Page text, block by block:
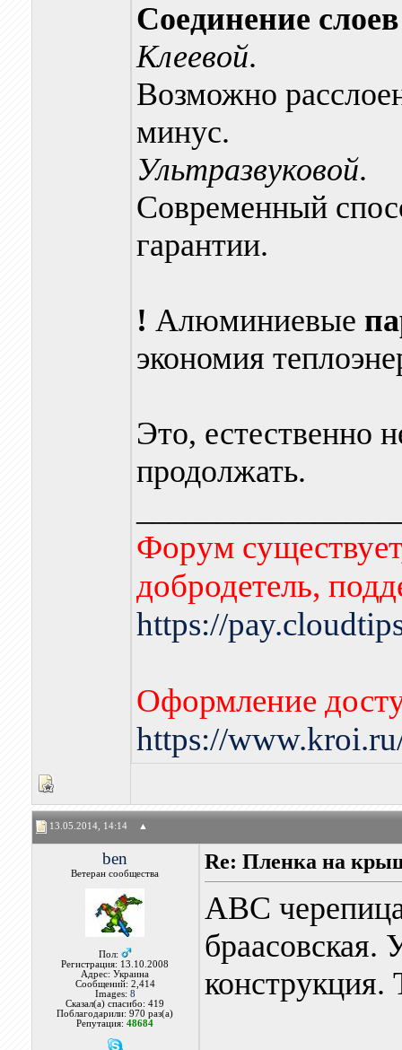
Соединение
Клеевой.
Возможно
минус.
Ультразвуковой.
Современный
гарантии.
! Алюминиевые
экономия
Это, естественно
продолжать.
Форум
добродетель,
https://
Оформление
https://
13.05.2014, 14:14 ▲
ben
Ветеран сообщества
Пол:
Регистрация: 13.10.2008
Адрес: Украина
Сообщений: 2,414
Images: 8
Сказал(а) спасибо: 419
Поблагодарили: 970 раз(а)
Репутация:48684
Re: Пленка на
АВС
браасовская.
конструкция.